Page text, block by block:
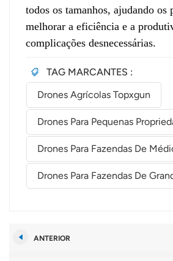
todos os tamanhos, ajudando os
melhorar a eficiência e a
complicações desnecessárias.
TAG MARCANTES :
Drones Agrícolas Topxgun
Drones Para Pequenas
Drones Para Fazendas De
Drones Para Fazendas De
ANTERIOR